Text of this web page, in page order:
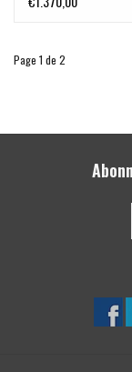
Page 1 de 2